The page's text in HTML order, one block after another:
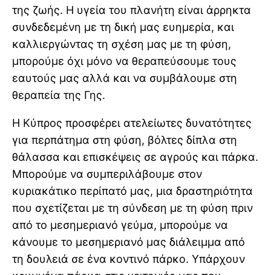
της ζωής. Η υγεία του πλανήτη είναι άρρηκτα
συνδεδεμένη με τη δική μας ευημερία, και
καλλιεργώντας τη σχέση μας με τη φύση,
μπορούμε όχι μόνο να θεραπεύσουμε τους
εαυτούς μας αλλά και να συμβάλουμε στη
θεραπεία της Γης.
Η Κύπρος προσφέρει ατελείωτες δυνατότητες
για περπάτημα στη φύση, βόλτες δίπλα στη
θάλασσα και επισκέψεις σε αγρούς και πάρκα.
Μπορούμε να συμπεριλάβουμε στον
κυριακάτικο περίπατό μας, μια δραστηριότητα
που σχετίζεται με τη σύνδεση με τη φύση πριν
από το μεσημεριανό γεύμα, μπορούμε να
κάνουμε το μεσημεριανό μας διάλειμμα από
τη δουλειά σε ένα κοντινό πάρκο. Υπάρχουν